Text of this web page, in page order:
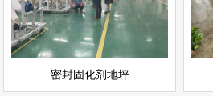
密封固化剂地坪
立即询问 立